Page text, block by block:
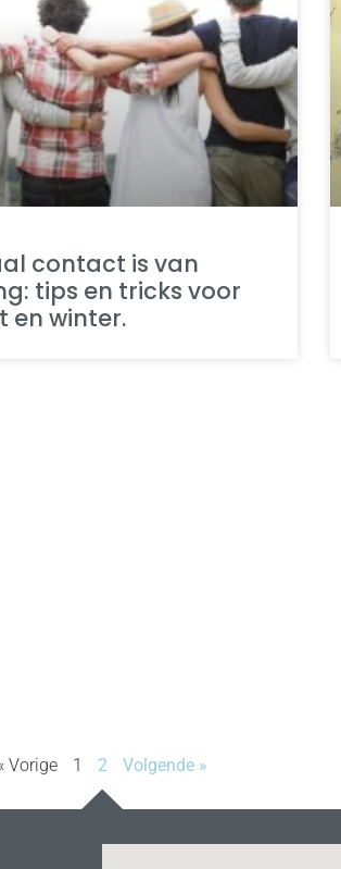
contact is van
tips en tricks voor
en winter.
Vorige 1 2 Volgende »